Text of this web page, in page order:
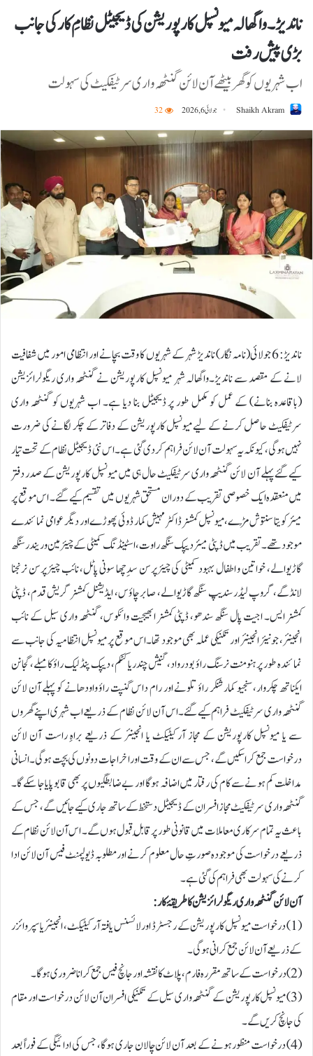
ناندیڑ۔واگھالہ میونسپل کارپوریشن کی ڈیجیٹل نظامِ کار کی جانب
بڑی پیش رفت
اب شہریوں کو گھر بیٹھے آن لائن گنٹھہ واری سرٹیفکیٹ کی سہولت
Shaikh Akram جولائی 6, 2026 32
ناندیڑ: 6 جولائی(نامہ نگار) ناندیڑ شہر کے شہریوں کا وقت بچانے اور انتظامی امور میں شفافیت
لانے کے مقصد سے ناندیڑ۔واگھالہ شہر میونسپل کارپوریشن نے گنٹھہ واری ریگولرائزیشن
(باقاعدہ بنانے) کے عمل کو مکمل طور پر ڈیجیٹل بنا دیا ہے۔ اب شہریوں کو گنٹھہ واری
سرٹیفکیٹ حاصل کرنے کے لیے میونسپل کارپوریشن کے دفاتر کے چکر لگانے کی ضرورت
نہیں ہوگی، کیونکہ یہ سہولت آن لائن فراہم کر دی گئی ہے۔ اس نئی ڈیجیٹل نظام کے تحت تیار
کیے گئے پہلے آن لائن گنٹھہ واری سرٹیفکیٹ حال ہی میں میونسپل کارپوریشن کے صدر دفتر
میں منعقدہ ایک خصوصی تقریب کے دوران مستحق شہریوں میں تقسیم کیے گئے۔ اس موقع پر
میئر کویتا سنتوش مُڑے، میونسپل کمشنر ڈاکٹر مہیش کمار ڈوئی پھوڑے اور دیگر عوامی نمائندے
موجود تھے۔تقریب میں ڈپٹی میئر دیپک سنگھ راوت، اسٹینڈنگ کمیٹی کے چیئرمین وریندر سنگھ
گاڑیوالے، خواتین و اطفال بہبود کمیٹی کی چیئرپرسن سدِچھا سونی پاٹل، نائب چیئرپرسن نرنجنا
لانڈگے، گروپ لیڈر سندیپ سنگھ گاڑیوالے، صابر چاؤس، ایڈیشنل کمشنر گریش قدم، ڈپٹی
کمشنر ایس۔ اجیت پال سنگھ سندھو، ڈپٹی کمشنر ابھیجیت وائکوس، گنٹھہ واری سیل کے نائب
انجینئر، جونیئر انجینئر اور تکنیکی عملہ بھی موجود تھا۔اس موقع پر میونسپل انتظامیہ کی جانب سے
نمائندہ طور پر ہنومنت نرسنگ راؤ بودرواد، گنیش چندریا کٹکم، دیپک پنڈلیک راؤ کامبلے، گجانن
ایکناتھ چکروار، سنجیو کمار شنکر راؤ تلونے اور رام داس گنپت راؤ واودھانے کو پہلے آن لائن
گنٹھہ واری سرٹیفکیٹ فراہم کیے گئے۔اس آن لائن نظام کے ذریعے اب شہری اپنے گھروں
سے یا میونسپل کارپوریشن کے مجاز آرکیٹیکٹ یا انجینئر کے ذریعے براہِ راست آن لائن
درخواست جمع کرا سکیں گے، جس سے ان کے وقت اور اخراجات دونوں کی بچت ہوگی۔ انسانی
مداخلت کم ہونے سے کام کی رفتار میں اضافہ ہوگا اور بے ضابطگیوں پر بھی قابو پایا جا سکے گا۔
گنٹھہ واری سرٹیفکیٹ مجاز افسران کے ڈیجیٹل دستخط کے ساتھ جاری کیے جائیں گے، جس کے
باعث یہ تمام سرکاری معاملات میں قانونی طور پر قابلِ قبول ہوں گے۔ اس آن لائن نظام کے
ذریعے درخواست کی موجودہ صورتِ حال معلوم کرنے اور مطلوبہ ڈیولپمنٹ فیس آن لائن ادا
کرنے کی سہولت بھی فراہم کی گئی ہے۔
آن لائن گنٹھہ واری ریگولرائزیشن کا طریقۂ کار:
(1) درخواست میونسپل کارپوریشن کے رجسٹرڈ اور لائسنس یافتہ آرکیٹیکٹ، انجینئر یا سپروائزر
کے ذریعے آن لائن جمع کرانی ہوگی۔
(2) درخواست کے ساتھ مقررہ فارم، پلاٹ کا نقشہ اور جانچ فیس جمع کرانا ضروری ہوگا۔
(3) میونسپل کارپوریشن کے گنٹھہ واری سیل کے تکنیکی افسران آن لائن درخواست اور مقام
کی جانچ کریں گے۔
(4) درخواست منظور ہونے کے بعد آن لائن چالان جاری ہوگا، جس کی ادائیگی کے فوراً بعد